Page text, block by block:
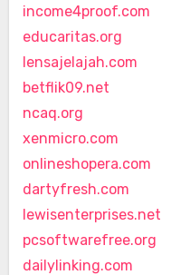
income4proof.com
educaritas.org
lensajelajah.com
betflik09.net
ncaq.org
xenmicro.com
onlineshopera.com
dartyfresh.com
lewisenterprises.net
pcsoftwarefree.org
dailylinking.com